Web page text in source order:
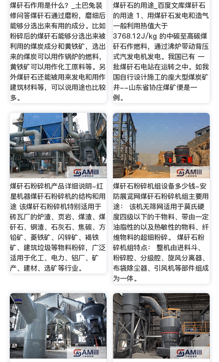
煤矸石作用是什么？_土巴兔装
修问答煤矸石通过磨粉，磨细后
能够分选出来有用的成分。比如
粉碎后的煤矸石能够分选出来被
利用的煤炭成分和黄铁矿，选出
来的煤炭可以用作锅炉的燃料，
黄铁矿可以用作化工原料等。另
外煤矸石还能被用来发电和用作
建筑材料等，可以说用途也比较
多。
煤矸石的用途_百度文库煤矸石
的用途 1、用煤矸石发电和造气
一般利用热值大于
3768.12J/kg 的中碳至高碳煤
矸石作燃料，通过沸炉带动背压
式汽发电机发电。我国已有 一
批煤矸石电站在运转之中。如我
国自行设计施工的座大型煤炭矿
井--山东省协庄煤矿便是一
例。
煤矸石粉碎机产品详细说明-红
星机器煤矸石粉碎机的结构和用
途 该煤矸石粉碎机特别适用于
砖瓦厂的炉渣、页岩、煤渣、煤
矸石、钢渣、石灰石、焦碳、方
铅矿、菱铁矿、闪锌矿、褐铁
矿、建筑垃圾等物料粉碎，广泛
适用于化工、电力、铝厂、矿
产、建材、选矿等行业。
煤矸石粉碎机组设备多少钱-安
防展览网煤矸石粉碎机组主要用
途： 该机无筛网适用于莫氏硬
度四级以下的干物料、带由一定
油脂性的以及热敏性的物料、纤
维物料的超细粉碎。 煤矸石粉
碎机组特点： 整机由进料斗、
粉碎腔、分级腔、旋风分离器、
布袋除尘器、引风机等部件组成
为一体。